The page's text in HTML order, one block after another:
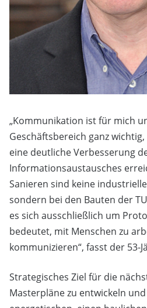
„Kommunikation ist für mich
Geschäftsbereich ganz
eine deutliche Verbesserung
Informationsaustausches
Sanieren sind keine
sondern bei den Bauten der
es sich ausschließlich um
bedeutet, mit Menschen zu
kommunizieren“, fasst der 53-
Strategisches Ziel für die
Masterpläne zu entwickeln